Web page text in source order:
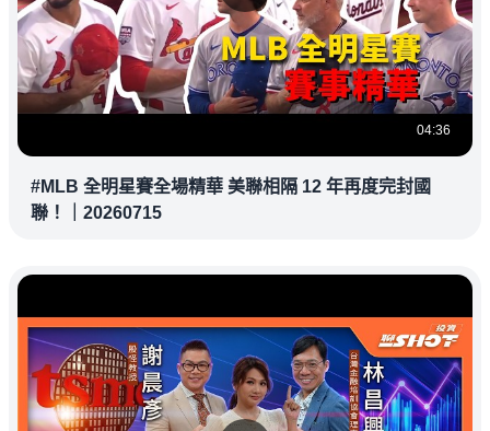
04:36
#MLB 全明星賽全場精華 美聯相隔 12 年再度完封國
聯！｜20260715